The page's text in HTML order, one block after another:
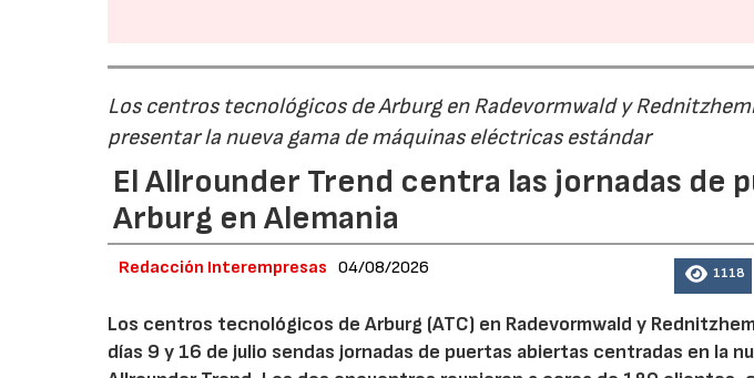
Los centros tecnológicos de Arburg en Radevormwald y
presentar la nueva gama de máquinas eléctricas estándar
El Allrounder Trend centra las jornadas de
Arburg en Alemania
Redacción Interempresas 04/08/2026 1118
Los centros tecnológicos de Arburg (ATC) en Radevormwald y
días 9 y 16 de julio sendas jornadas de puertas abiertas centradas en la